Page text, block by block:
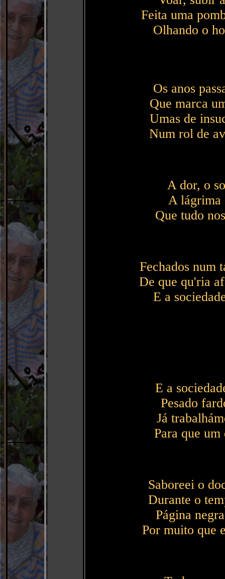
Feita uma
Olhando o
Os anos
Que marca
Umas de
Num rol de
A dor, o
A lágrima
Que tudo
Fechados num
De que qu'ria
E a
E a
Pesado
Já
Para que
Saboreei o
Durante o
Página
Por muito que